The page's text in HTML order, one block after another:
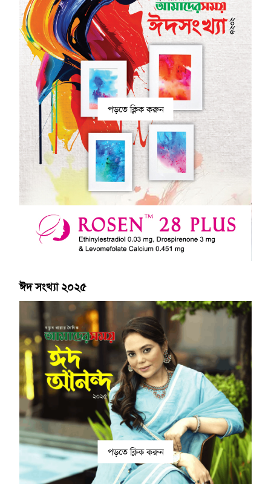
পড়তে ক্লিক করুন
ঈদ সংখ্যা ২০২৫
পড়তে ক্লিক করুন